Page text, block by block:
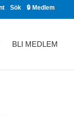
Sök 🔒 Medlem
BLI MEDLEM